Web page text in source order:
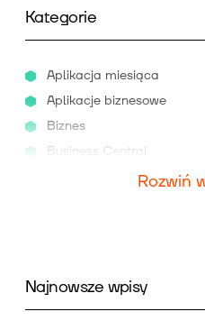
Kategorie
Aplikacja miesiąca
Aplikacje biznesowe
Biznes
Business Central
Rozwiń
Najnowsze wpisy